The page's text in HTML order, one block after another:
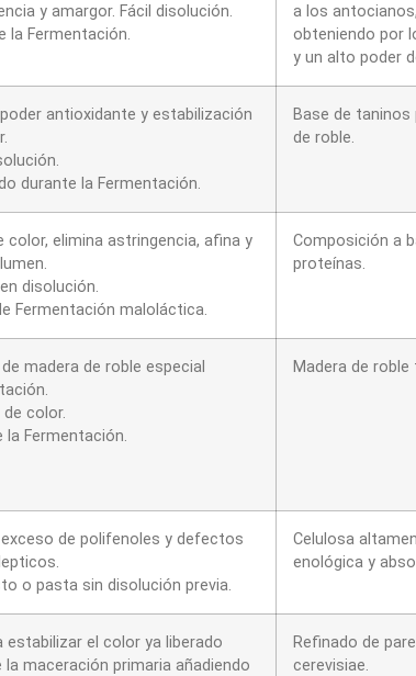
y amargor. Fácil disolución.
la Fermentación.
a los
obteniendo por
y un alto poder
antioxidante y estabilización
durante la Fermentación.
Base de
de roble.
color, elimina astringencia, afina y
disolución.
Fermentación maloláctica.
Composición a
proteínas.
madera de roble especial
de color.
la Fermentación.
Madera de
exceso de polifenoles y defectos
o pasta sin disolución previa.
Celulosa
enológica y
estabilizar el color ya liberado
la maceración primaria añadiendo
Refinado de
cerevisiae.